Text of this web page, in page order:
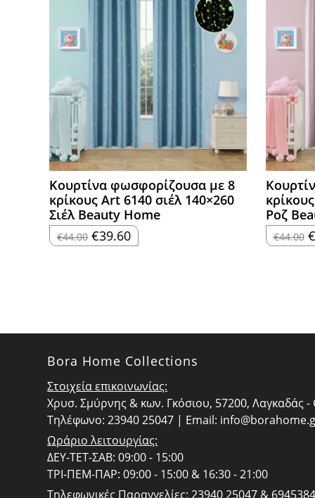
Κουρτίνα φωσφορίζουσα με 8
κρίκους Art 6140 σιέλ 140×260
Σιέλ Beauty Home
€44.00 Original
price
€39.60Η
τρέχουσα
Ροζ
€44.00 €
Bora Home Collections
Στοιχεία επικοινωνίας:
Χρυσ. Σμύρνης & κων. Γκόσιου, 57200, Λαγκαδάς -
Τηλέφωνο: 23940 25047 | Email:
Ωράριο λειτουργίας:
ΔΕΥ-ΤΕΤ-ΣΑΒ: 09:00 - 15:00
ΤΡΙ-ΠΕΜ-ΠΑΡ: 09:00 - 15:00 & 16:30 - 21:00
Τηλεφωνικές Παραγγελίες: 23940 25047 &